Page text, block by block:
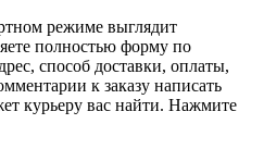
режиме выглядит
полностью форму по
способ доставки, оплаты,
к заказу написать
курьеру вас найти. Нажмите